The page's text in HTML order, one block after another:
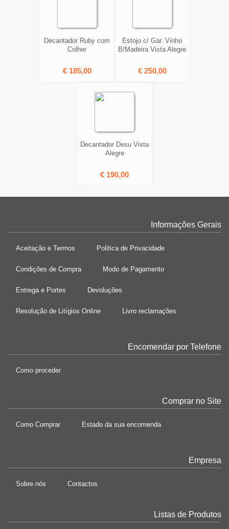
Decantador Ruby com
Colher
€ 185,00
Estojo c/ Gar. Vinho
B/Madeira Vista Alegre
€ 250,00
Decantador Desu Vista
Alegre
€ 190,00
Informações Gerais
Aceitação e Termos Politica de Privacidade
Condições de Compra Modo de Pagamento
Entrega e Portes Devoluções
Resolução de Litígios Online Livro reclamações
Encomendar por Telefone
Como proceder
Comprar no Site
Como Comprar Estado da sua encomenda
Empresa
Sobre nós Contactos
Listas de Produtos